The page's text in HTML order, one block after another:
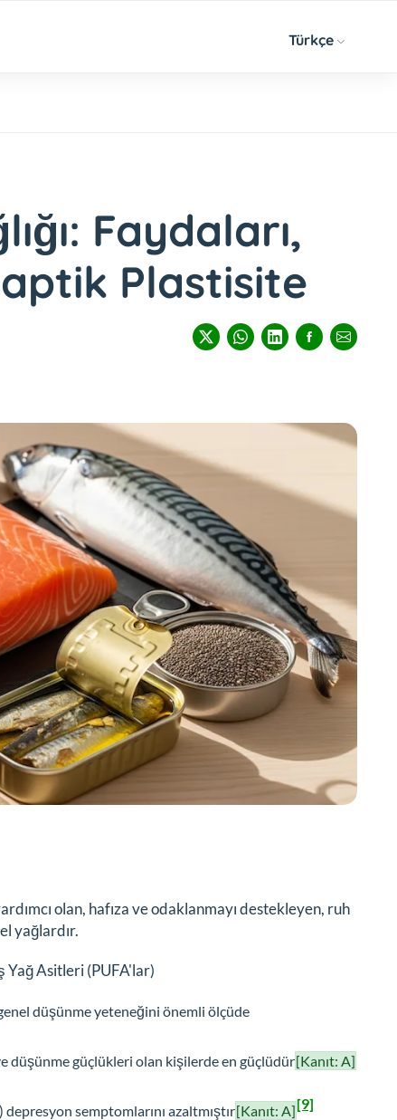
Türkçe
Faydaları,
Plastisite
olan, hafıza ve odaklanmayı destekleyen, ruh
yağlardır.
Yağ Asitleri (PUFA'lar)
düşünme yeteneğini önemli ölçüde
düşünme güçlükleri olan kişilerde en güçlüdür[Kanıt: A]
semptomlarını azaltmıştır[Kanıt: A][9]